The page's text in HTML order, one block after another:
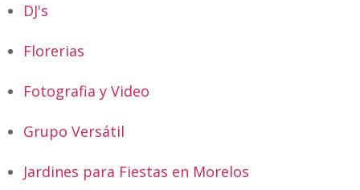
DJ's
Florerias
Fotografia y Video
Grupo Versátil
Jardines para Fiestas en Morelos